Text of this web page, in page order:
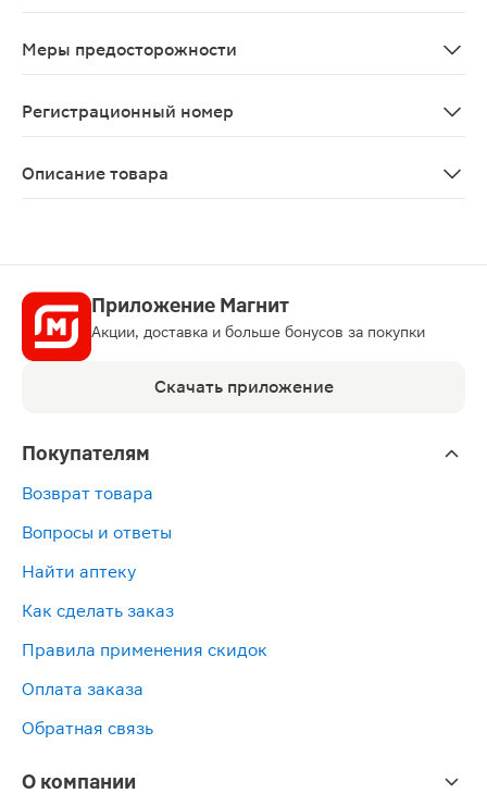
Меры предосторожности
Регистрационный номер
Описание товара
Приложение Магнит
Акции, доставка и больше бонусов за покупки
Скачать приложение
Покупателям
Возврат товара
Вопросы и ответы
Найти аптеку
Как сделать заказ
Правила применения скидок
Оплата заказа
Обратная связь
О компании